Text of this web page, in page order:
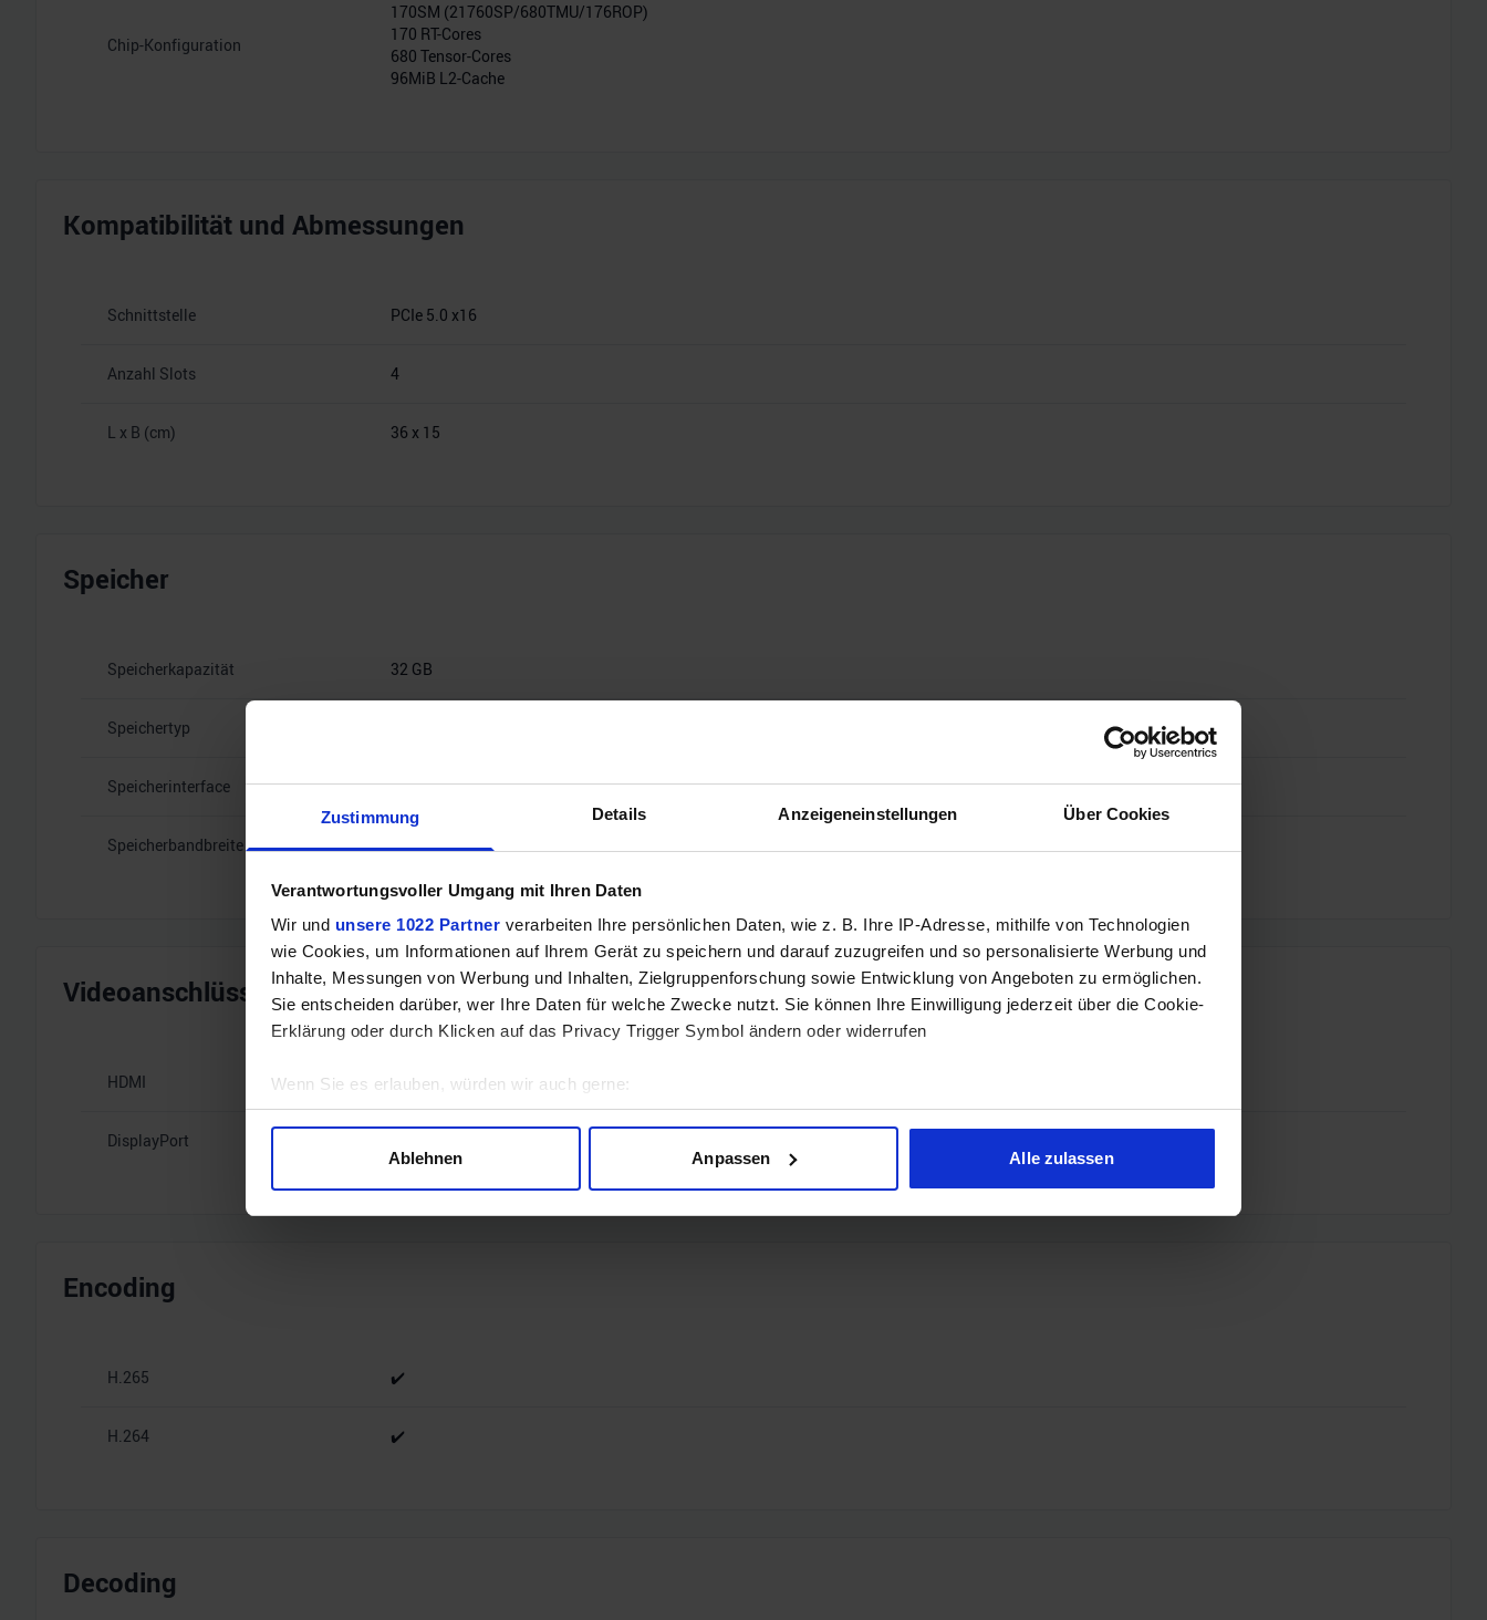
Zustimmung Details Anzeigeneinstellungen Über Cookies
Verantwortungsvoller Umgang mit Ihren Daten
Wir und unsere 1022 Partner verarbeiten Ihre persönlichen Daten, wie z. B. Ihre IP-Adresse, mithilfe von Technologien
wie Cookies, um Informationen auf Ihrem Gerät zu speichern und darauf zuzugreifen und so personalisierte Werbung und
Inhalte, Messungen von Werbung und Inhalten, Zielgruppenforschung sowie Entwicklung von Angeboten zu ermöglichen.
Sie entscheiden darüber, wer Ihre Daten für welche Zwecke nutzt. Sie können Ihre Einwilligung jederzeit über die Cookie-
Erklärung oder durch Klicken auf das Privacy Trigger Symbol ändern oder widerrufen
Wenn Sie es erlauben, würden wir auch gerne:
Informationen über Ihre geografische Lage erfassen, welche bis auf einige Meter genau sein können
Erfahren Sie mehr darüber, wie Ihre persönlichen Daten verarbeitet werden, und legen Sie Ihre Präferenzen im
Ablehnen Anpassen Alle zulassen
Chip-Konfiguration
170SM (21760SP/680TMU/176ROP)
170 RT-Cores
680 Tensor-Cores
96MiB L2-Cache
Kompatibilität und Abmessungen
Schnittstelle PCIe 5.0 x16
Anzahl Slots 4
L x B (cm) 36 x 15
Speicher
Speicherkapazität 32 GB
Speichertyp
Speicherinterface 512
Speicherbandbreite 28 Gbps
Videoanschlüsse
HDMI 1x HDMI 2.1b
DisplayPort
Encoding
H.265 ✔️
H.264 ✔️
Decoding